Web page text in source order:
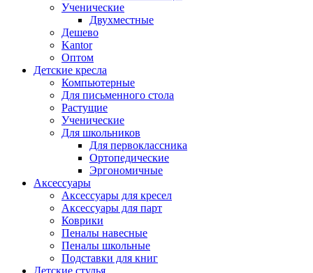
Ученические
Двухместные
Дешево
Kantor
Оптом
Детские кресла
Компьютерные
Для письменного стола
Растущие
Ученические
Для школьников
Для первоклассника
Ортопедические
Эргономичные
Аксессуары
Аксессуары для кресел
Аксессуары для парт
Коврики
Пеналы навесные
Пеналы школьные
Подставки для книг
Детские стулья